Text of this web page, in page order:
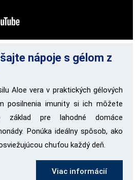
nápoje s gélom z
Aloe vera v praktických gélových
posilnenia imunity si ich môžete
základ pre lahodné domáce
Ponúka ideálny spôsob, ako
chuťou každý deň.
Viac informácií